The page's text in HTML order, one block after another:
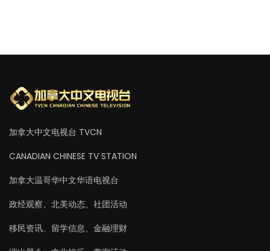
加拿大中文电视台 TVCN
CANADIAN CHINESE TV STATION
加拿大温哥华中文华语电视台
政经观察、北美动态、社团活动
移民资讯、留学信息、金融理财